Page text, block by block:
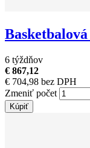
6 týždňov
€ 867,12
€ 704,98 bez DPH
Zmeniť počet
Kúpiť